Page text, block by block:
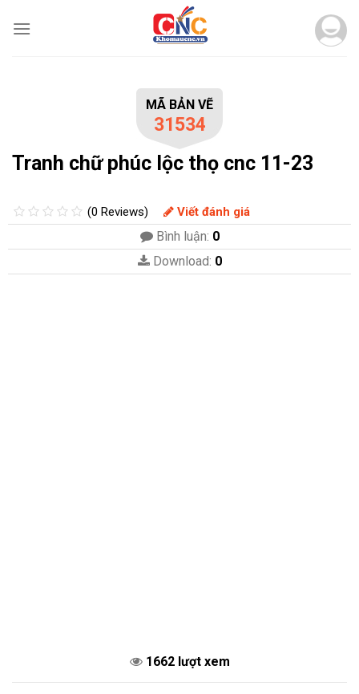
MÃ BẢN VẼ
31534
Tranh chữ phúc lộc thọ cnc 11-23
(0 Reviews) Viết đánh giá
Bình luận: 0
Download: 0
1662 lượt xem